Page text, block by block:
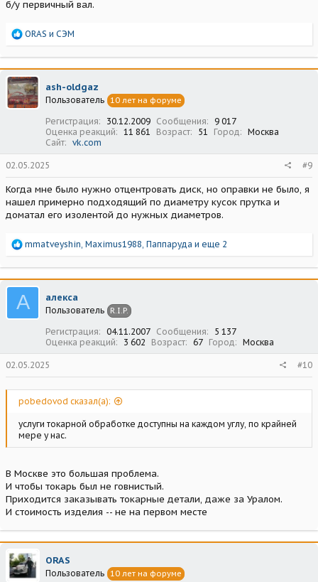
б/у первичный вал.
Р
а
к
ц
и
и
ORAS и СЭМ
ash-oldgaz
Пользователь 10 лет на форуме
Регистрация 30.12.2009 Сообщения
9 017
Оценка реакций
11 861 Возраст 51 Город
Москва
Сайт
vk.com
02.05.2025 #9
Когда мне было нужно отцентровать диск, но оправки не было, я
нашел примерно подходящий по диаметру кусок прутка и
доматал его изолентой до нужных диаметров.
Р
а
к
ц
и
и
mmatveyshin Maximus1988 Паппаруда и еще 2
А алекса
Пользователь R.I.P.
Регистрация 04.11.2007 Сообщения
5 137
Оценка реакций
3 602 Возраст 67 Город Москва
02.05.2025 #10
pobedovod сказал(а):
услуги токарной обработке доступны на каждом углу, по крайней
мере у нас.
В Москве это большая проблема.
И чтобы токарь был не говнистый.
Приходится заказывать токарные детали, даже за Уралом.
И стоимость изделия -- не на первом месте
ORAS
Пользователь 10 лет на форуме